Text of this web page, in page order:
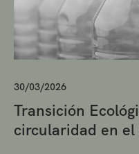
30/03/2026
Transición
circularidad en